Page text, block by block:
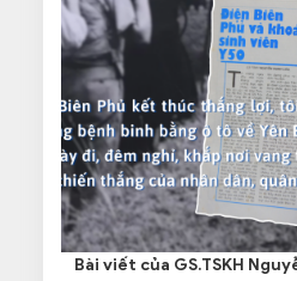
Bài viết của GS.TSKH